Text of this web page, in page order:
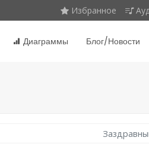
Избранное
Диаграммы Блог/Новости